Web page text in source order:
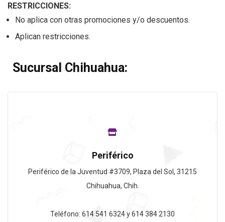
RESTRICCIONES:
No aplica con otras promociones y/o descuentos.
Aplican restricciones.
Sucursal Chihuahua:
Periférico
Periférico de la Juventud #3709, Plaza del Sol, 31215
Chihuahua, Chih.
Teléfono: 614 541 6324 y 614 384 2130